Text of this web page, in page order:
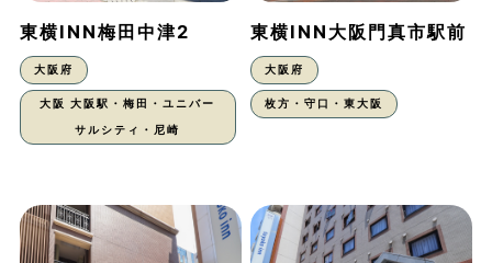
東横INN梅田中津2
大阪府
大阪 大阪駅・梅田・ユニバー
サルシティ・尼崎
東横INN大阪門真市駅前
大阪府
枚方・守口・東大阪